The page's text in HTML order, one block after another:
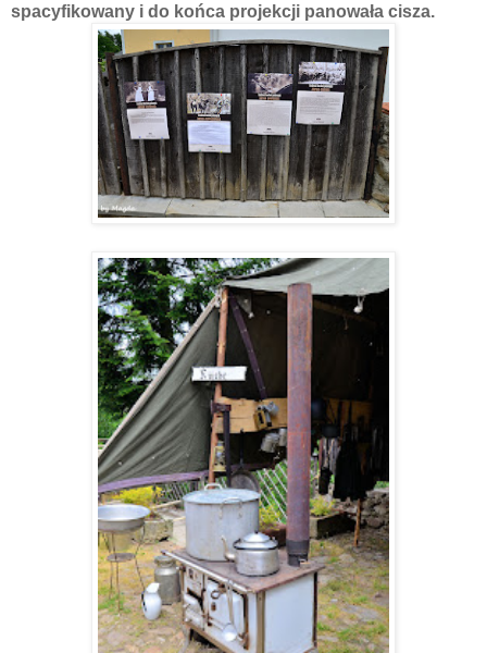
spacyfikowany i do końca projekcji panowała cisza.